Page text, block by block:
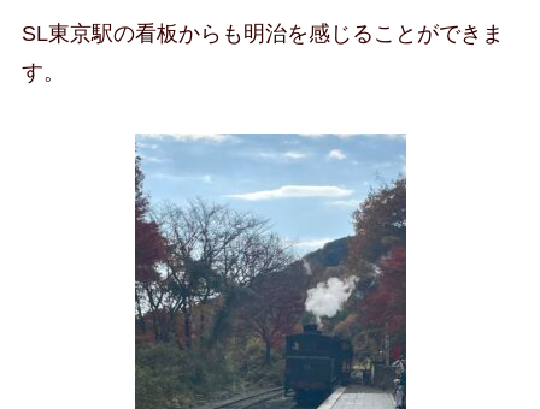
SL東京駅の看板からも明治を感じることができま
す。